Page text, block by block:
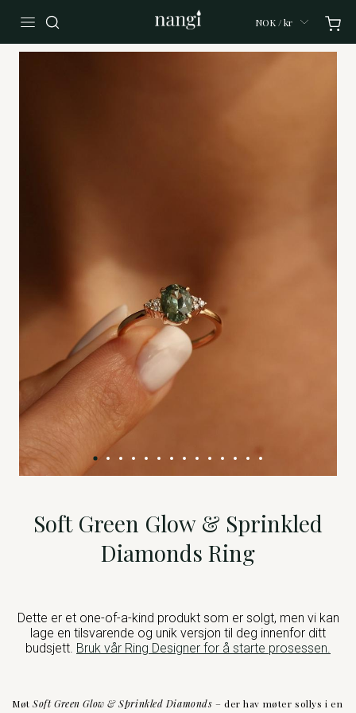
NOK / kr
Soft Green Glow & Sprinkled
Diamonds Ring
Dette er et one-of-a-kind produkt som er solgt, men vi kan
lage en tilsvarende og unik versjon til deg innenfor ditt
budsjett. Bruk vår Ring Designer for å starte prosessen.
MøtSoft Green Glow & Sprinkled Diamonds – der hav møter sollys i en